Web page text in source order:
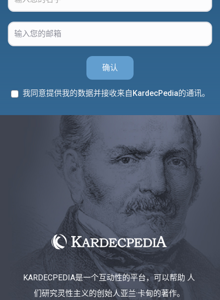
确认
我同意提供我的数据并接收来自KardecPedia的通讯。
KARDECPEDIA是一个互动性的平台，可以帮助 人
们研究灵性主义的创始人亚兰·卡甸的著作。